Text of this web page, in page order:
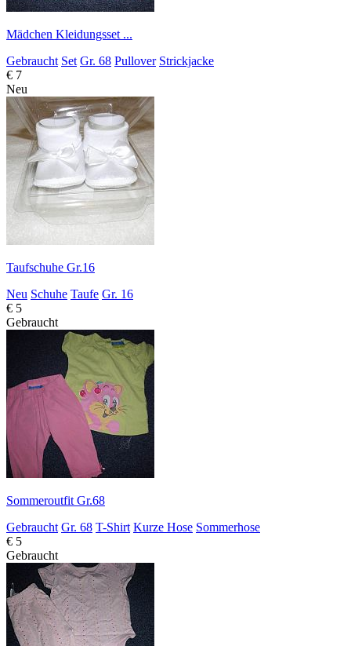
Mädchen Kleidungsset ...
Gebraucht Set Gr. 68 Pullover Strickjacke
€ 7
Neu
Taufschuhe Gr.16
Neu Schuhe Taufe Gr. 16
€ 5
Gebraucht
Sommeroutfit Gr.68
Gebraucht Gr. 68 T-Shirt Kurze Hose Sommerhose
€ 5
Gebraucht